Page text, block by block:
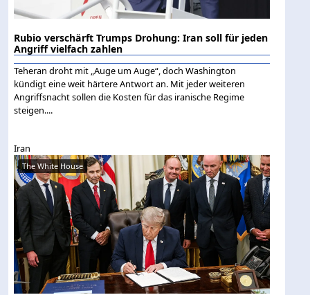
Rubio verschärft Trumps Drohung: Iran soll für jeden
Angriff vielfach zahlen
Teheran droht mit „Auge um Auge“, doch Washington
kündigt eine weit härtere Antwort an. Mit jeder weiteren
Angriffsnacht sollen die Kosten für das iranische Regime
steigen....
Iran
The White House